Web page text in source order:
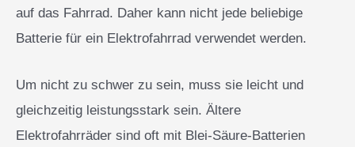
auf das Fahrrad. Daher kann nicht jede beliebige
Batterie für ein Elektrofahrrad verwendet werden.
Um nicht zu schwer zu sein, muss sie leicht und
gleichzeitig leistungsstark sein. Ältere
Elektrofahrräder sind oft mit Blei-Säure-Batterien